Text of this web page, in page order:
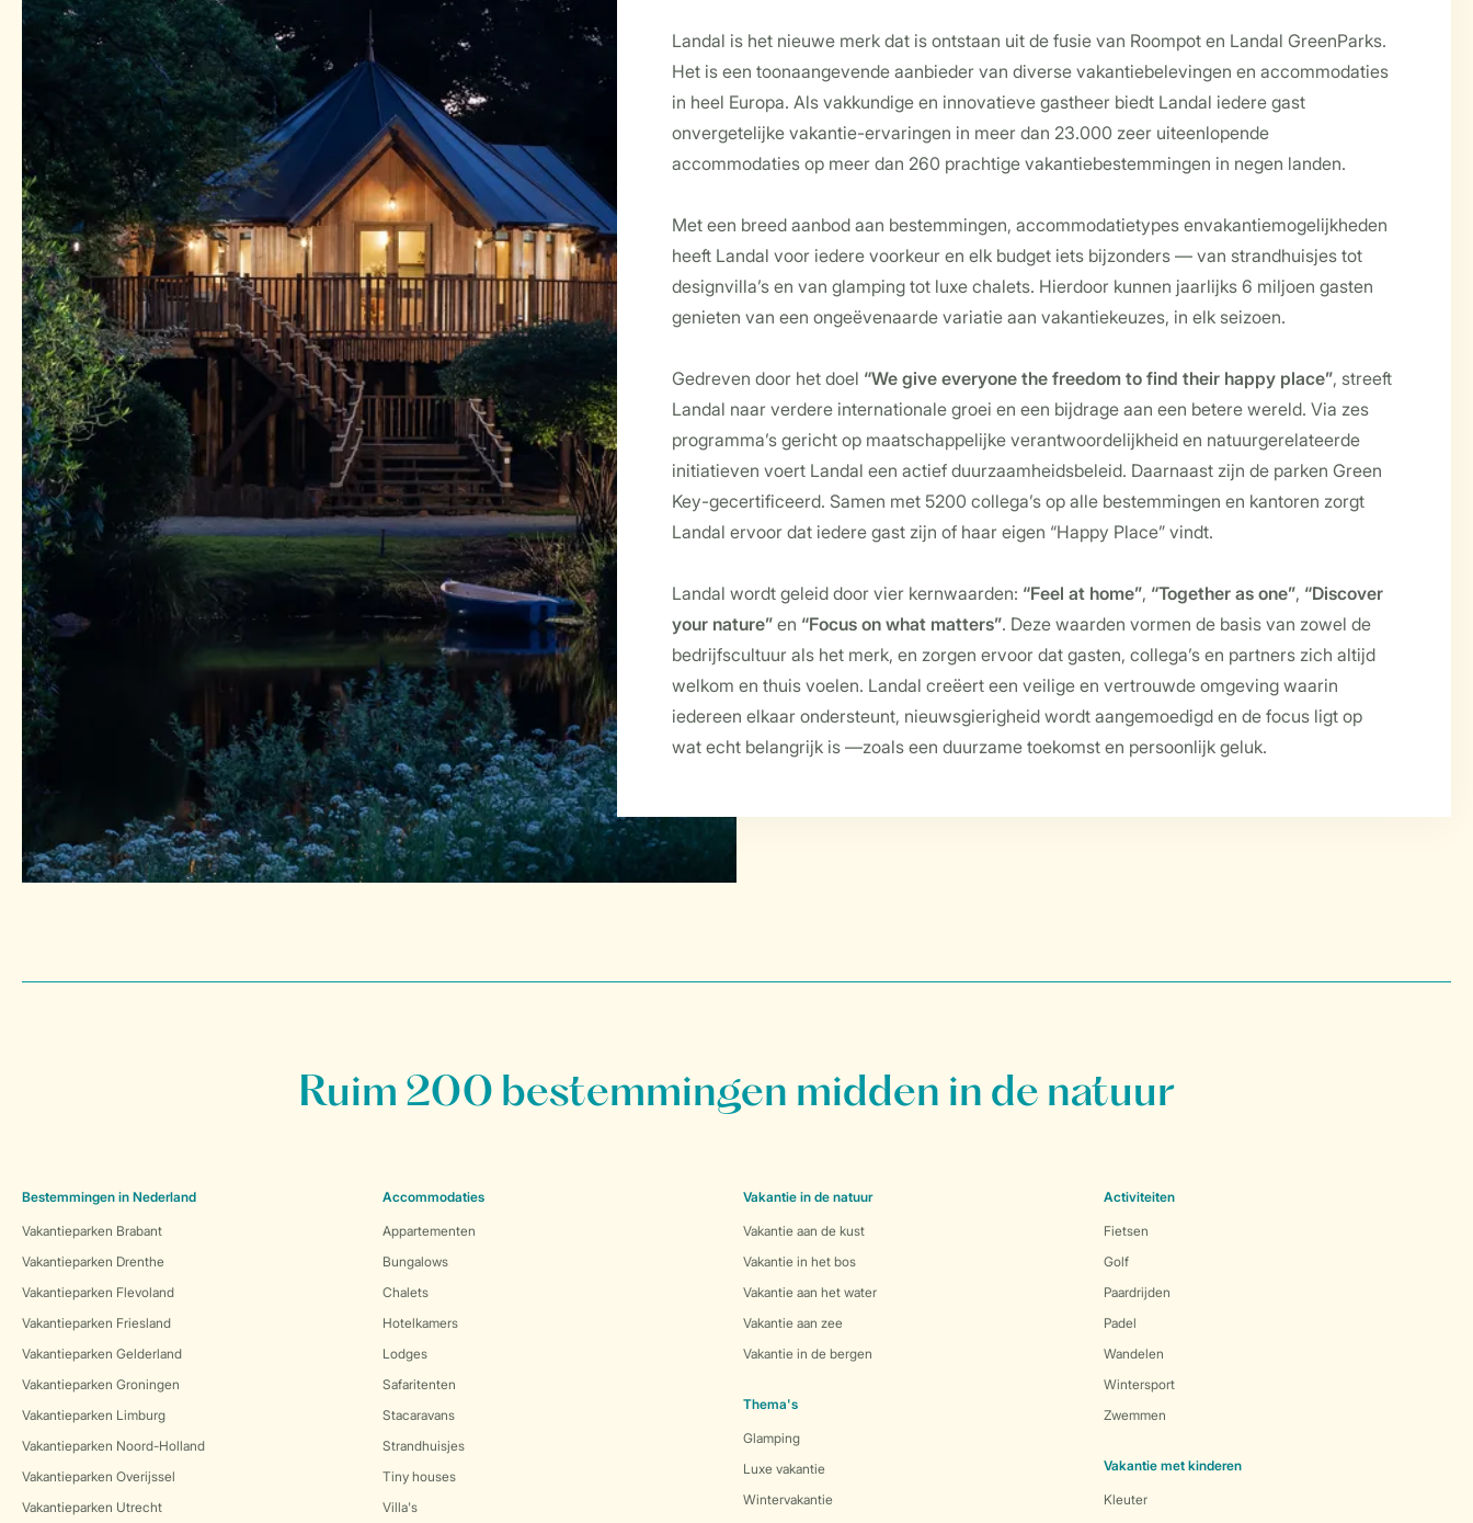
Landal is het nieuwe merk dat is ontstaan uit de fusie van Roompot en Landal GreenParks.
Het is een toonaangevende aanbieder van diverse vakantiebelevingen en accommodaties
in heel Europa. Als vakkundige en innovatieve gastheer biedt Landal iedere gast
onvergetelijke vakantie-ervaringen in meer dan 23.000 zeer uiteenlopende
accommodaties op meer dan 260 prachtige vakantiebestemmingen in negen landen.
Met een breed aanbod aan bestemmingen, accommodatietypes envakantiemogelijkheden
heeft Landal voor iedere voorkeur en elk budget iets bijzonders — van strandhuisjes tot
designvilla’s en van glamping tot luxe chalets. Hierdoor kunnen jaarlijks 6 miljoen gasten
genieten van een ongeëvenaarde variatie aan vakantiekeuzes, in elk seizoen.
Gedreven door het doel “We give everyone the freedom to find their happy place”, streeft
Landal naar verdere internationale groei en een bijdrage aan een betere wereld. Via zes
programma’s gericht op maatschappelijke verantwoordelijkheid en natuurgerelateerde
initiatieven voert Landal een actief duurzaamheidsbeleid. Daarnaast zijn de parken Green
Key-gecertificeerd. Samen met 5200 collega’s op alle bestemmingen en kantoren zorgt
Landal ervoor dat iedere gast zijn of haar eigen “Happy Place” vindt.
Landal wordt geleid door vier kernwaarden: “Feel at home”, “Together as one”, “Discover
your nature” en “Focus on what matters”. Deze waarden vormen de basis van zowel de
bedrijfscultuur als het merk, en zorgen ervoor dat gasten, collega’s en partners zich altijd
welkom en thuis voelen. Landal creëert een veilige en vertrouwde omgeving waarin
iedereen elkaar ondersteunt, nieuwsgierigheid wordt aangemoedigd en de focus ligt op
wat echt belangrijk is —zoals een duurzame toekomst en persoonlijk geluk.
Ruim 200 bestemmingen midden in de natuur
Bestemmingen in Nederland
Vakantieparken Brabant
Vakantieparken Drenthe
Vakantieparken Flevoland
Vakantieparken Friesland
Vakantieparken Gelderland
Vakantieparken Groningen
Vakantieparken Limburg
Vakantieparken Noord-Holland
Vakantieparken Overijssel
Vakantieparken Utrecht
Accommodaties
Appartementen
Bungalows
Chalets
Hotelkamers
Lodges
Safaritenten
Stacaravans
Strandhuisjes
Tiny houses
Villa's
Vakantie in de natuur
Vakantie aan de kust
Vakantie in het bos
Vakantie aan het water
Vakantie aan zee
Vakantie in de bergen
Thema's
Glamping
Luxe vakantie
Wintervakantie
Activiteiten
Fietsen
Golf
Paardrijden
Padel
Wandelen
Wintersport
Zwemmen
Vakantie met kinderen
Kleuter